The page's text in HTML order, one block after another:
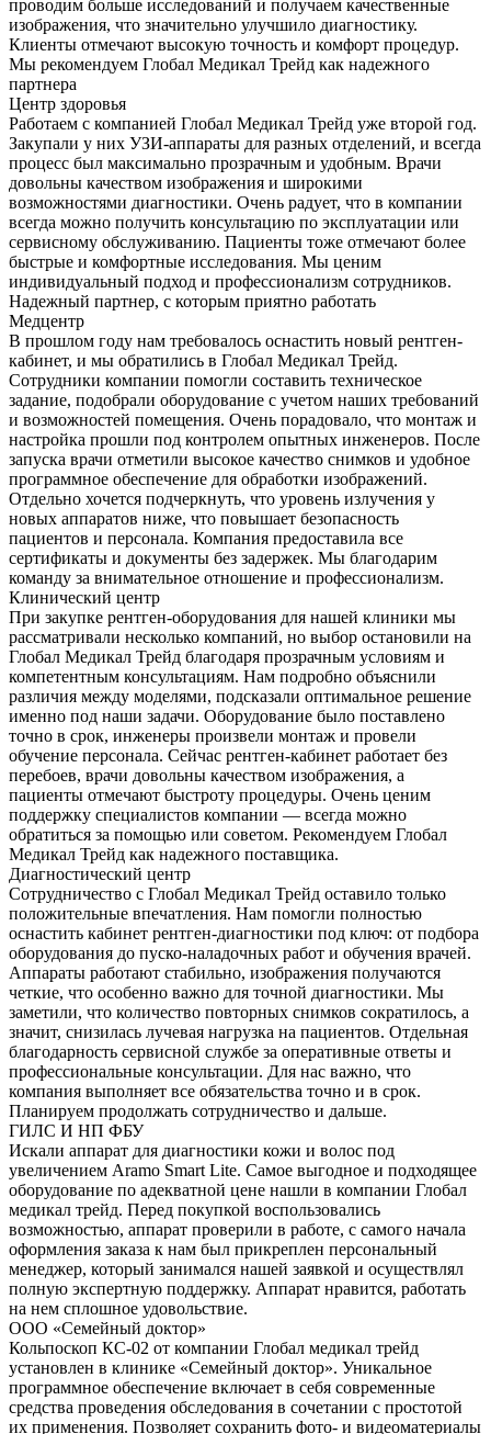
проводим больше исследований и получаем качественные
изображения, что значительно улучшило диагностику.
Клиенты отмечают высокую точность и комфорт процедур.
Мы рекомендуем Глобал Медикал Трейд как надежного
партнера
Центр здоровья
Работаем с компанией Глобал Медикал Трейд уже второй год.
Закупали у них УЗИ-аппараты для разных отделений, и всегда
процесс был максимально прозрачным и удобным. Врачи
довольны качеством изображения и широкими
возможностями диагностики. Очень радует, что в компании
всегда можно получить консультацию по эксплуатации или
сервисному обслуживанию. Пациенты тоже отмечают более
быстрые и комфортные исследования. Мы ценим
индивидуальный подход и профессионализм сотрудников.
Надежный партнер, с которым приятно работать
Медцентр
В прошлом году нам требовалось оснастить новый рентген-
кабинет, и мы обратились в Глобал Медикал Трейд.
Сотрудники компании помогли составить техническое
задание, подобрали оборудование с учетом наших требований
и возможностей помещения. Очень порадовало, что монтаж и
настройка прошли под контролем опытных инженеров. После
запуска врачи отметили высокое качество снимков и удобное
программное обеспечение для обработки изображений.
Отдельно хочется подчеркнуть, что уровень излучения у
новых аппаратов ниже, что повышает безопасность
пациентов и персонала. Компания предоставила все
сертификаты и документы без задержек. Мы благодарим
команду за внимательное отношение и профессионализм.
Клинический центр
При закупке рентген-оборудования для нашей клиники мы
рассматривали несколько компаний, но выбор остановили на
Глобал Медикал Трейд благодаря прозрачным условиям и
компетентным консультациям. Нам подробно объяснили
различия между моделями, подсказали оптимальное решение
именно под наши задачи. Оборудование было поставлено
точно в срок, инженеры произвели монтаж и провели
обучение персонала. Сейчас рентген-кабинет работает без
перебоев, врачи довольны качеством изображения, а
пациенты отмечают быстроту процедуры. Очень ценим
поддержку специалистов компании — всегда можно
обратиться за помощью или советом. Рекомендуем Глобал
Медикал Трейд как надежного поставщика.
Диагностический центр
Сотрудничество с Глобал Медикал Трейд оставило только
положительные впечатления. Нам помогли полностью
оснастить кабинет рентген-диагностики под ключ: от подбора
оборудования до пуско-наладочных работ и обучения врачей.
Аппараты работают стабильно, изображения получаются
четкие, что особенно важно для точной диагностики. Мы
заметили, что количество повторных снимков сократилось, а
значит, снизилась лучевая нагрузка на пациентов. Отдельная
благодарность сервисной службе за оперативные ответы и
профессиональные консультации. Для нас важно, что
компания выполняет все обязательства точно и в срок.
Планируем продолжать сотрудничество и дальше.
ГИЛС И НП ФБУ
Искали аппарат для диагностики кожи и волос под
увеличением Aramo Smart Lite. Самое выгодное и подходящее
оборудование по адекватной цене нашли в компании Глобал
медикал трейд. Перед покупкой воспользовались
возможностью, аппарат проверили в работе, с самого начала
оформления заказа к нам был прикреплен персональный
менеджер, который занимался нашей заявкой и осуществлял
полную экспертную поддержку. Аппарат нравится, работать
на нем сплошное удовольствие.
ООО «Семейный доктор»
Кольпоскоп КС-02 от компании Глобал медикал трейд
установлен в клинике «Семейный доктор». Уникальное
программное обеспечение включает в себя современные
средства проведения обследования в сочетании с простотой
их применения. Позволяет сохранить фото- и видеоматериалы